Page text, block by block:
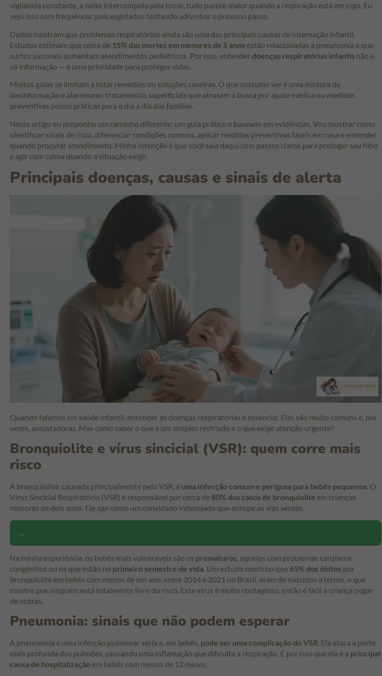
vigilância constante, a noite interrompida pela tosse, tudo parece maior quando a respiração está em jogo. Eu
vejo isso com frequência: pais esgotados tentando adivinhar o próximo passo.
Dados mostram que problemas respiratórios ainda são uma das principais causas de internação infantil.
Estudos estimam que cerca de 15% das mortes em menores de 5 anos estão relacionadas à pneumonia e que
surtos sazonais aumentam atendimentos pediátricos. Por isso, entenderdoenças respiratórias infantis não é
só informação — é uma prioridade para proteger vidas.
Muitos guias se limitam a listar remédios ou soluções caseiras. O que costumo ver é uma mistura de
desinformação e alarmismo: tratamentos superficiais que atrasam a busca por ajuda médica ou medidas
preventivas pouco práticas para o dia a dia das famílias.
Neste artigo eu proponho um caminho diferente: um guia prático e baseado em evidências. Vou mostrar como
identificar sinais de risco, diferenciar condições comuns, aplicar medidas preventivas fáceis em casa e entender
quando procurar atendimento. Minha intenção é que você saia daqui com passos claros para proteger seu filho
e agir com calma quando a situação exigir.
Principais doenças, causas e sinais de alerta
Quando falamos em saúde infantil, entender as doenças respiratórias é essencial. Elas são muito comuns e, por
vezes, assustadoras. Mas como saber o que é um simples resfriado e o que exige atenção urgente?
Bronquiolite e vírus sincicial (VSR): quem corre mais
risco
A bronquiolite, causada principalmente pelo VSR, é uma infecção comum e perigosa para bebês pequenos . O
Vírus Sincicial Respiratório (VSR) é responsável por cerca de 80% dos casos de bronquiolite em crianças
menores de dois anos. Ele age como um convidado indesejado que entope as vias aéreas.
...
Na minha experiência, os bebês mais vulneráveis são os prematuros, aqueles com problemas cardíacos
congênitos ou os que estão no primeiro semestre de vida. Um estudo mostrou que 65% dos óbitos por
bronquiolite em bebês com menos de um ano, entre 2014 e 2021 no Brasil, eram de nascidos a termo, o que
mostra que ninguém está totalmente livre do risco. Este vírus é muito contagioso, então é fácil a criança pegar
de outras.
Pneumonia: sinais que não podem esperar
A pneumonia é uma infecção pulmonar séria e, em bebês, pode ser uma complicação do VSR. Ela ataca a parte
mais profunda dos pulmões, causando uma inflamação que dificulta a respiração. É por isso que ela é a principal
causa de hospitalização em bebês com menos de 12 meses.